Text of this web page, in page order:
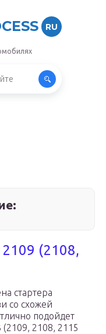
RU
(2108,
стартера
со схожей
подойдет
(2109, 2108, 2115